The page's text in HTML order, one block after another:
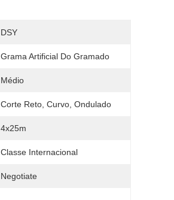
DSY
Grama Artificial Do Gramado
Médio
Corte Reto, Curvo, Ondulado
4x25m
Classe Internacional
Negotiate